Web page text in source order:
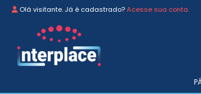
Olá visitante. Já é cadastrado?Acesse sua conta.